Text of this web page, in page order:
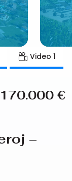
Video 1
170.000 €
–